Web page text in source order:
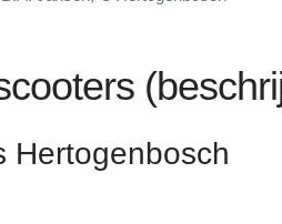
Hertogenbosch